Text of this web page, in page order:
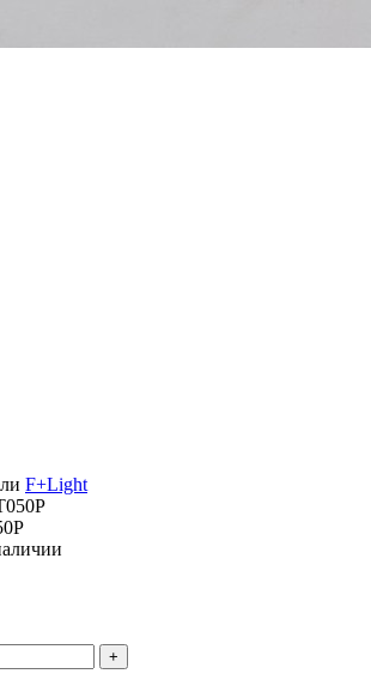
F+Light
+